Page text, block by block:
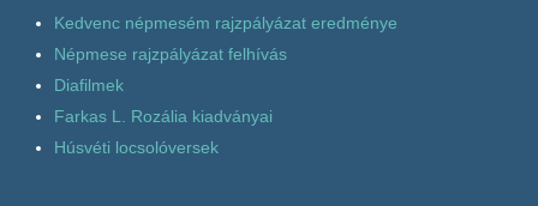
Kedvenc népmesém rajzpályázat eredménye
Népmese rajzpályázat felhívás
Diafilmek
Farkas L. Rozália kiadványai
Húsvéti locsolóversek